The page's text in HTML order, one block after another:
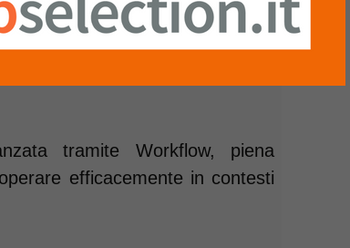
su AI
tramite Workflow, piena
efficacemente in contesti